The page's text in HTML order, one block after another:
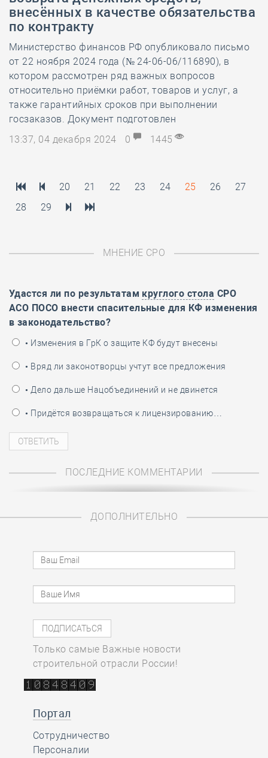
внесённых в качестве обязательства
по контракту
Министерство финансов РФ опубликовало письмо
от 22 ноября 2024 года (№ 24-06-06/116890), в
котором рассмотрен ряд важных вопросов
относительно приёмки работ, товаров и услуг, а
также гарантийных сроков при выполнении
госзаказов. Документ подготовлен
13:37, 04 декабря 2024
0 1445
20 21 22 23 24 25 26
27
28
29
МНЕНИЕ СРО
Удастся ли по результатам круглого стола СРО
АСО ПОСО внести спасительные для КФ изменения
в законодательство?
• Изменения в ГрК о защите КФ будут внесены
• Вряд ли законотворцы учтут все предложения
• Дело дальше Нацобъединений и не двинется
• Придётся возвращаться к лицензированию…
ПОСЛЕДНИЕ КОММЕНТАРИИ
ДОПОЛНИТЕЛЬНО
Только самые Важные новости
строительной отрасли России!
Портал
Сотрудничество
Персоналии